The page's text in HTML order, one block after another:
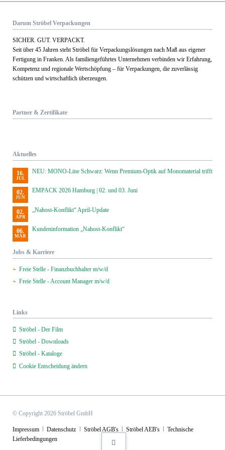
Darum Ströbel Verpackungen
SICHER. GUT. VERPACKT.
Seit über 45 Jahren steht Ströbel für Verpack­ungs­lösungen nach Maß aus eigener
Fertigung in Franken. Als familien­geführtes Unternehmen verbinden wir Erfahrung,
Kom­petenz und regionale Wert­schöpfung – für Verpackungen, die zuverlässig
schützen und wirtschaftlich überzeugen.
Partner & Zertifikate
Aktuelles
16.
JUL
NEU: MONO-Line Schwarz: Wenn Premium-Optik auf Monomaterial trifft
02.
JUN
EMPACK 2026 Hamburg | 02. und 03. Juni
02.
APR
„Nahost-Konflikt“ April-Update
06.
MÄR
Kundeninformation „Nahost-Konflikt“
Jobs & Karriere
Freie Stelle - Finanzbuchhalter m/w/d
Freie Stelle - Account Manager m/w/d
Links
Ströbel - Der Film
Ströbel - Downloads
Ströbel - Kataloge
Cookie Entscheidung ändern
© Copyright 2026 Ströbel GmbH
Navigation
überspringen
Impressum Datenschutz Ströbel AGB's Ströbel AEB's
Technische
Lieferbedingungen